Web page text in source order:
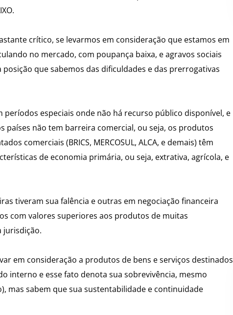
crítico, se levarmos em consideração que estamos em
no mercado, com poupança baixa, e agravos sociais
que sabemos das dificuldades e das prerrogativas
especiais onde não há recurso público disponível, e
países não tem barreira comercial, ou seja, os produtos
comerciais (BRICS, MERCOSUL, ALCA, e demais) têm
de economia primária, ou seja, extrativa, agrícola, e
tiveram sua falência e outras em negociação financeira
com valores superiores aos produtos de muitas
jurisdição.
em consideração a produtos de bens e serviços destinados
interno e esse fato denota sua sobrevivência, mesmo
mas sabem que sua sustentabilidade e continuidade